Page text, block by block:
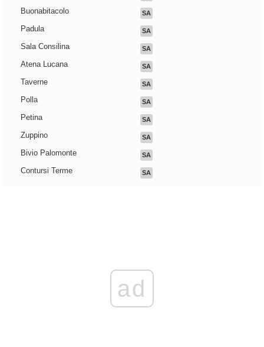
Buonabitacolo SA
Padula SA
Sala Consilina SA
Atena Lucana SA
Taverne SA
Polla SA
Petina SA
Zuppino SA
Bivio Palomonte SA
Contursi Terme SA
ad